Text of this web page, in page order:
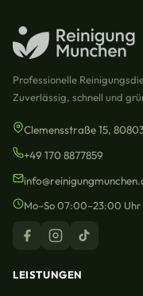
Professionelle
Zuverlässig, schnell und
Clemensstraße 15,
+49 170 8877859
Mo–So 07:00–23:00 Uhr
LEISTUNGEN